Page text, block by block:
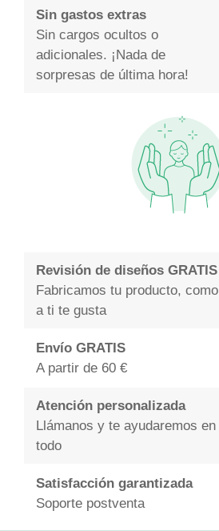
Sin gastos extras
Sin cargos ocultos o
adicionales. ¡Nada de
sorpresas de última hora!
Revisión de diseños GRATIS
Fabricamos tu producto, como
a ti te gusta
Envío GRATIS
A partir de 60 €
Atención personalizada
Llámanos y te ayudaremos en
todo
Satisfacción garantizada
Soporte postventa